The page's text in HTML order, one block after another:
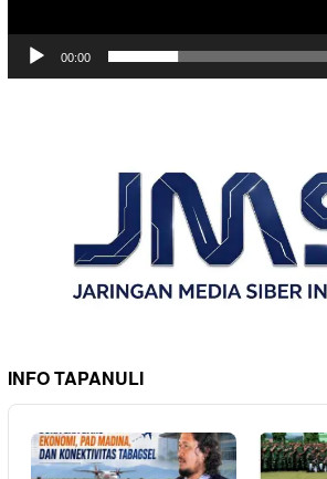
00:00
INFO TAPANULI